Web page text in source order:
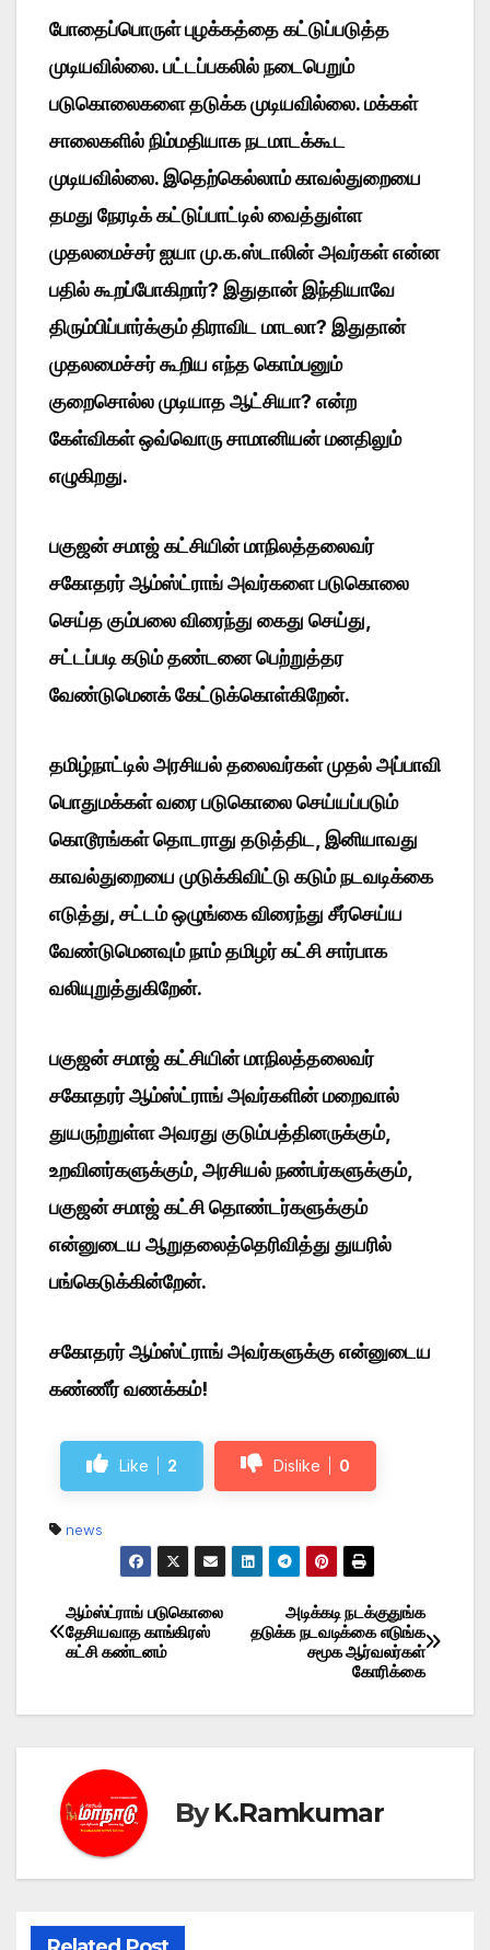
போதைப்பொருள் புழக்கத்தை கட்டுப்படுத்த
முடியவில்லை. பட்டப்பகலில் நடைபெறும்
படுகொலைகளை தடுக்க முடியவில்லை. மக்கள்
சாலைகளில் நிம்மதியாக நடமாடக்கூட
முடியவில்லை. இதெற்கெல்லாம் காவல்துறையை
தமது நேரடிக் கட்டுப்பாட்டில் வைத்துள்ள
முதலமைச்சர் ஐயா மு.க.ஸ்டாலின் அவர்கள் என்ன
பதில் கூறப்போகிறார்? இதுதான் இந்தியாவே
திரும்பிப்பார்க்கும் திராவிட மாடலா? இதுதான்
முதலமைச்சர் கூறிய எந்த கொம்பனும்
குறைசொல்ல முடியாத ஆட்சியா? என்ற
கேள்விகள் ஒவ்வொரு சாமானியன் மனதிலும்
எழுகிறது.
பகுஜன் சமாஜ் கட்சியின் மாநிலத்தலைவர்
சகோதரர் ஆம்ஸ்ட்ராங் அவர்களை படுகொலை
செய்த கும்பலை விரைந்து கைது செய்து,
சட்டப்படி கடும் தண்டனை பெற்றுத்தர
வேண்டுமெனக் கேட்டுக்கொள்கிறேன்.
தமிழ்நாட்டில் அரசியல் தலைவர்கள் முதல் அப்பாவி
பொதுமக்கள் வரை படுகொலை செய்யப்படும்
கொடூரங்கள் தொடராது தடுத்திட, இனியாவது
காவல்துறையை முடுக்கிவிட்டு கடும் நடவடிக்கை
எடுத்து, சட்டம் ஒழுங்கை விரைந்து சீர்செய்ய
வேண்டுமெனவும் நாம் தமிழர் கட்சி சார்பாக
வலியுறுத்துகிறேன்.
பகுஜன் சமாஜ் கட்சியின் மாநிலத்தலைவர்
சகோதரர் ஆம்ஸ்ட்ராங் அவர்களின் மறைவால்
துயருற்றுள்ள அவரது குடும்பத்தினருக்கும்,
உறவினர்களுக்கும், அரசியல் நண்பர்களுக்கும்,
பகுஜன் சமாஜ் கட்சி தொண்டர்களுக்கும்
என்னுடைய ஆறுதலைத்தெரிவித்து துயரில்
பங்கெடுக்கின்றேன்.
சகோதரர் ஆம்ஸ்ட்ராங் அவர்களுக்கு என்னுடைய
கண்ணீர் வணக்கம்!
Like 2 Dislike 0
news
Post
navigation
அடிக்கடி நடக்குதுங்க
தடுக்க நடவடிக்கை எடுங்க
சமூக ஆர்வலர்கள்
கோரிக்கை
ஆம்ஸ்ட்ராங் படுகொலை
தேசியவாத காங்கிரஸ்
கட்சி கண்டனம்
ByK.Ramkumar